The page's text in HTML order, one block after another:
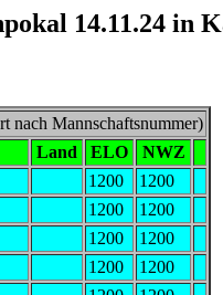
14.11.24 in
nach Mannschaftsnummer)
Land ELO
NWZ
1200
1200
1200
1200
1200
1200
1200
1200